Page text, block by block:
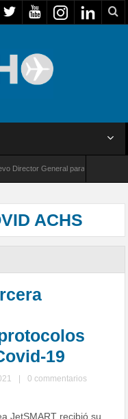
General para América Latina
ACHS
19
0 commentarios
JetSMART recibió su